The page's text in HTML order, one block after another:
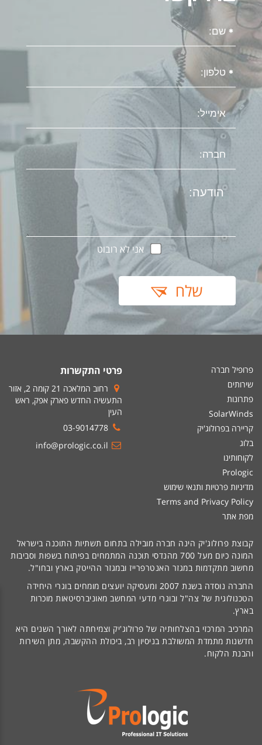
אני לא רובוט
שלח
פרופיל חברה
שירותים
פתרונות
SolarWinds
קריירה בפרולוג'יק
בלוג
לקוחותינו
Prologic
מדיניות פרטיות ותנאי שימוש
Terms and Privacy Policy
מפת אתר
פרטי התקשרות
רחוב המלאכה 21 קומה 2, אזור
התעשיה החדש פארק אפק, ראש
העין
03-9014778
info@prologic.co.il
קבוצת פרולוג'יק הינה חברה מובילה בתחום תשתיות התוכנה בישראל
המונה כיום מעל 700 מהנדסי תוכנה המתמחים בפיתוח בשפות וסביבות
מחשוב מתקדמות במגזר האנטרפרייז ובמגזר ההייטק בארץ ובחו"ל.
החברה נוסדה בשנת 2007 ומעסיקה יועצים מומחים בוגרי היחידה
הטכנולוגית של צה"ל ובוגרי מדעי המחשב מאוניברסיטאות מוכרות
בארץ.
המרכיב המרכזי בהצלחותיה של פרולוג'יק וצמיחתה לאורך השנים היא
חדשנות מתמדת המשולבת בניסיון רב, ביכולת ההקשבה, מתן השירות
והבנת הלקוח.